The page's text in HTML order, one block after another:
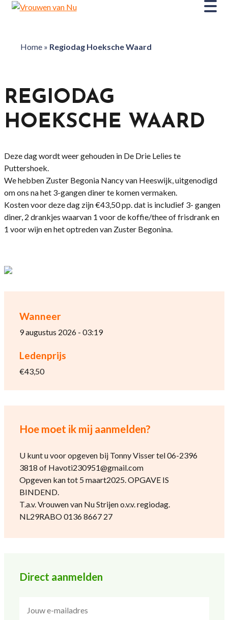
Home» Regiodag Hoeksche Waard
Wanneer
9 augustus 2026 - 03:19
Ledenprijs
€43,50
Hoe moet ik mij aanmelden?
U kunt u voor opgeven bij Tonny Visser tel 06-2396
3818 of Havoti230951@gmail.com
Opgeven kan tot 5 maart2025. OPGAVE IS
BINDEND.
T.a.v. Vrouwen van Nu Strijen o.v.v. regiodag.
NL29RABO 0136 8667 27
Direct aanmelden
REGIODAG
HOEKSCHE WAARD
Deze dag wordt weer gehouden in De Drie Lelies te
Puttershoek.
We hebben Zuster Begonia Nancy van Heeswijk, uitgenodigd
om ons na het 3-gangen diner te komen vermaken.
Kosten voor deze dag zijn €43,50 pp. dat is includief 3- gangen
diner, 2 drankjes waarvan 1 voor de koffie/thee of frisdrank en
1 voor wijn en het optreden van Zuster Begonina.